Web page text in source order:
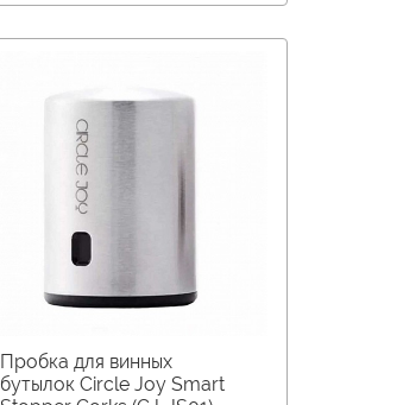
Пробка для винных
бутылок Circle Joy Smart